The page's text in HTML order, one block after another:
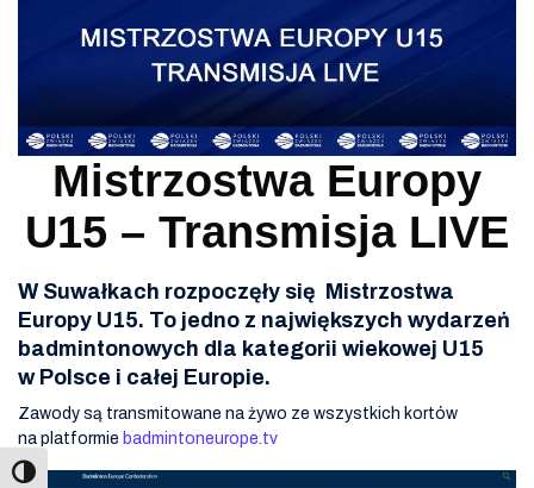
Mistrzostwa Europy
U15 – Transmisja LIVE
W Suwałkach rozpoczęły się Mistrzostwa
Europy U15. To jedno z największych wydarzeń
badmintonowych dla kategorii wiekowej U15
w Polsce i całej Europie.
Zawody są transmitowane na żywo ze wszystkich kortów
na platformie badmintoneurope.tv